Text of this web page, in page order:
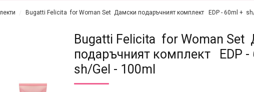
Bugatti Felicita for Woman Set Дамски подаръчният комплект EDP - 60ml + sh/
Bugatti Felicita for Woman Set
подаръчният комплект EDP -
sh/Gel - 100ml